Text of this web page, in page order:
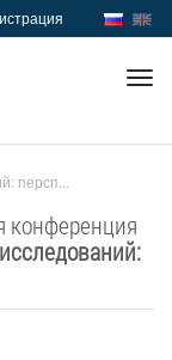
персп...
конференция